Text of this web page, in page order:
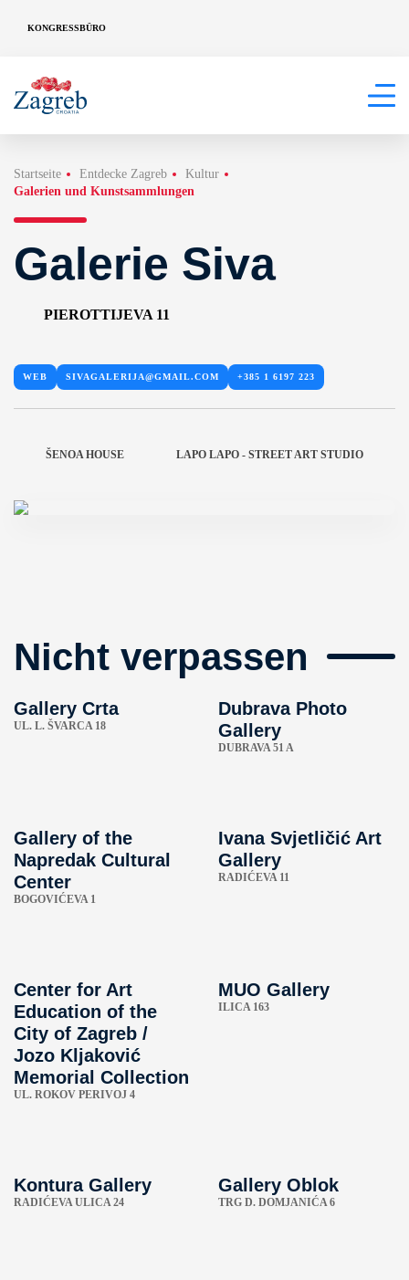
KONGRESSBÜRO
Startseite Entdecke Zagreb
Kultur
Galerien und Kunstsammlungen
Galerie Siva
PIEROTTIJEVA 11
WEB SIVAGALERIJA@GMAIL.COM +385 1 6197 223
ŠENOA HOUSE LAPO LAPO - STREET ART STUDIO
Nicht verpassen
Gallery Crta
UL. L. ŠVARCA 18
Dubrava Photo
Gallery
DUBRAVA 51 A
Gallery of the
Napredak Cultural
Center
BOGOVIĆEVA 1
Ivana Svjetličić Art
Gallery
RADIĆEVA 11
Center for Art
Education of the
City of Zagreb / ​​
Jozo Kljaković
Memorial Collection
UL. ROKOV PERIVOJ 4
MUO Gallery
ILICA 163
Kontura Gallery
RADIĆEVA ULICA 24
Gallery Oblok
TRG D. DOMJANIĆA 6